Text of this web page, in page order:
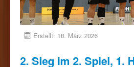
Erstellt: 18. März 2026
2. Sieg im 2. Spiel, 1.